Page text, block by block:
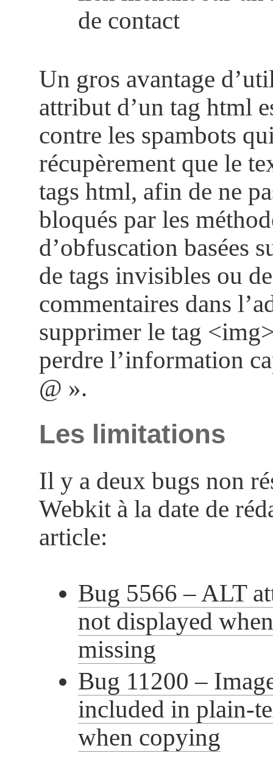
de contact
Un gros avantage
attribut d’un tag html
contre les spambots
récupèrement que le
tags html, afin de ne
bloqués par les
d’obfuscation basées
de tags invisibles ou de
commentaires dans
supprimer le tag
perdre l’information
@ ».
Les limitations
Il y a deux bugs non
Webkit à la date de
article:
Bug 5566 – ALT
not displayed
missing
Bug 11200 –
included in plain-
when copying